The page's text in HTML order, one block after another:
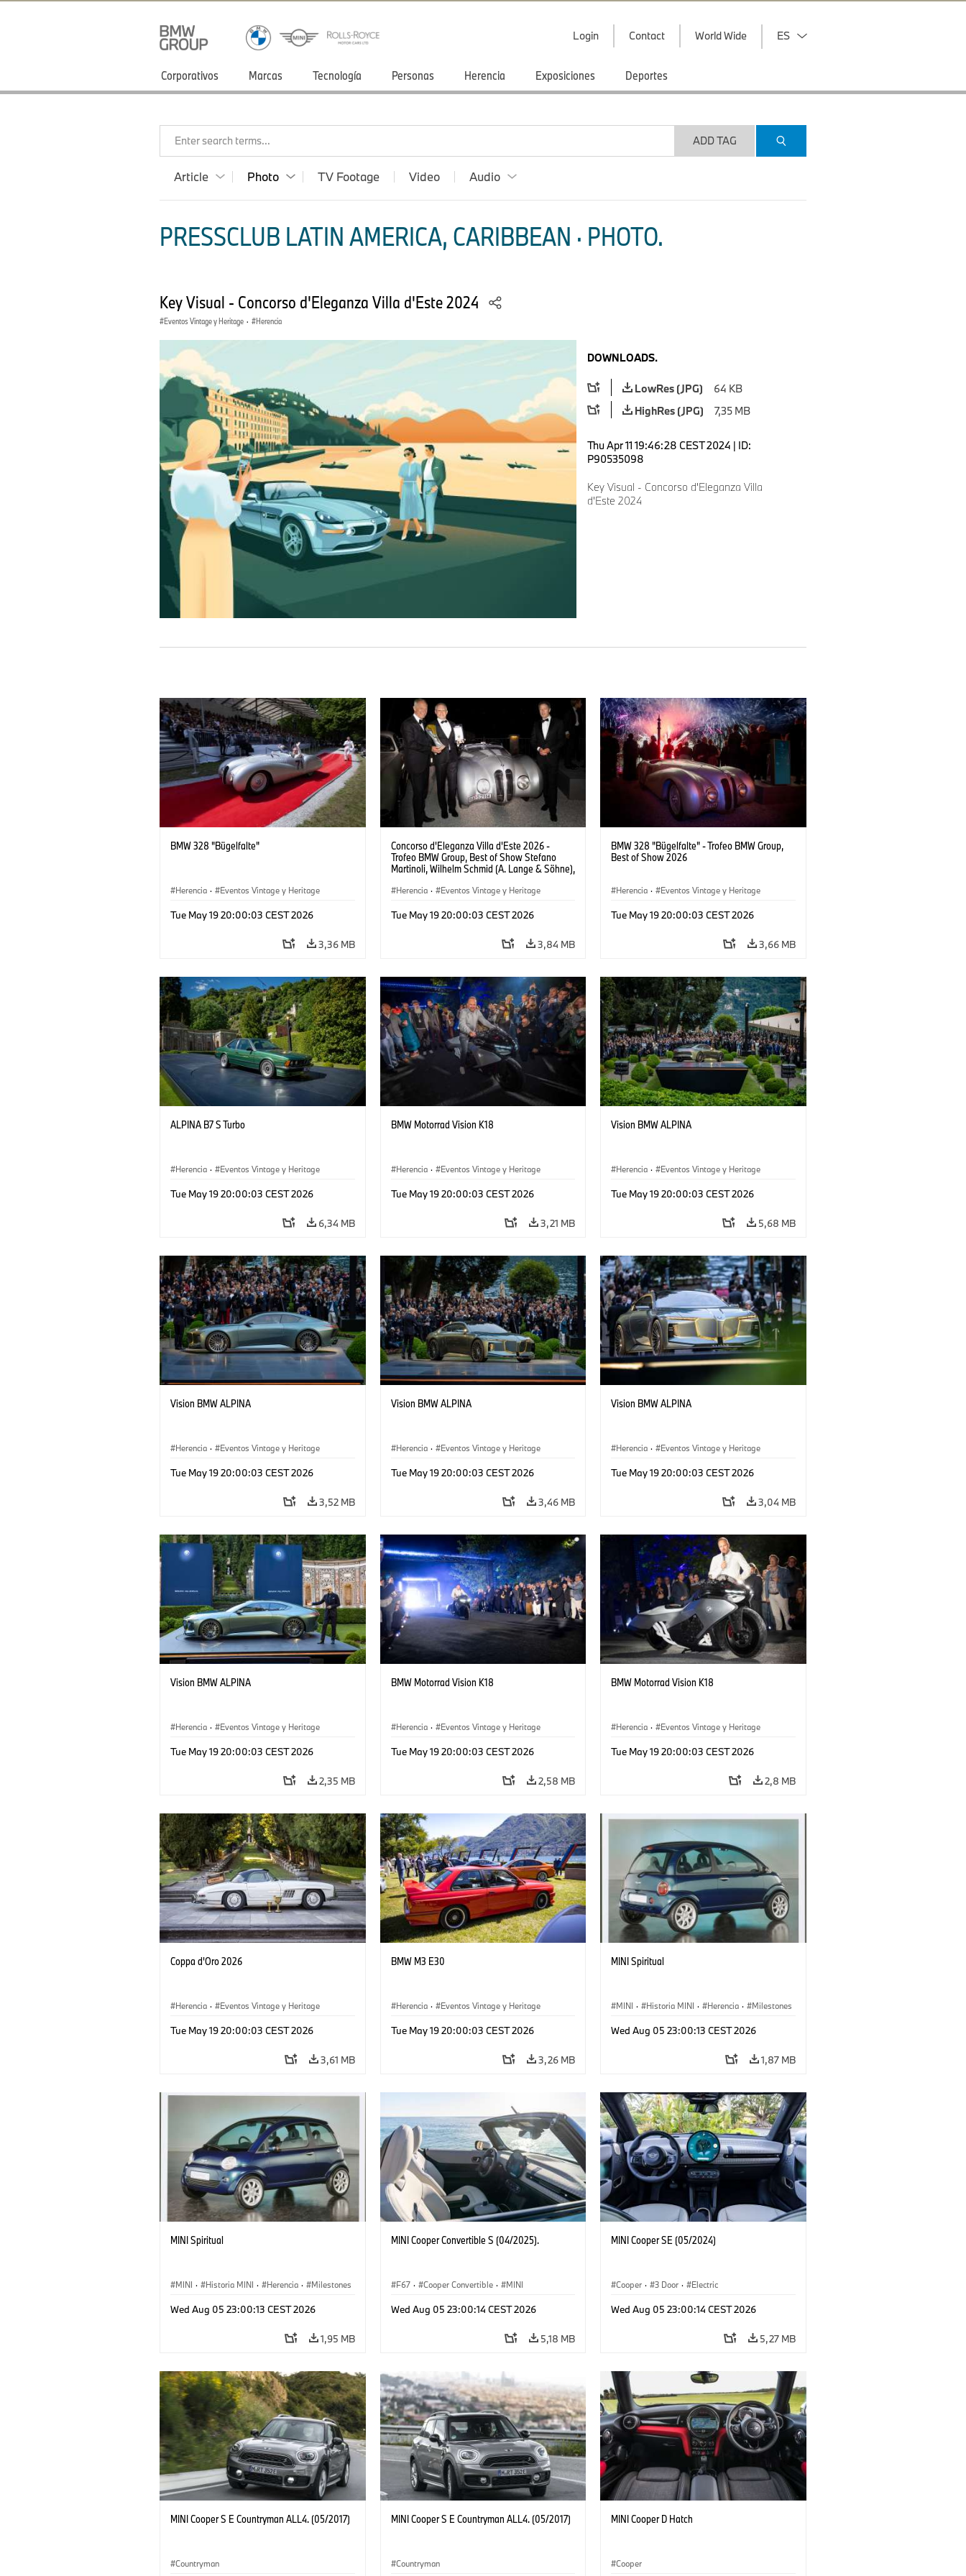
Login Contact World Wide ES
Corporativos Marcas Tecnología Personas Herencia Exposiciones Deportes
Enter search terms... ADD TAG
Article Photo TV Footage Video Audio
PRESSCLUB LATIN AMERICA, CARIBBEAN · PHOTO.
Key Visual - Concorso d'Eleganza Villa d'Este 2024
Eventos Vintage y Heritage · Herencia
DOWNLOADS.
LowRes (JPG)
64 KB
HighRes (JPG)
7,35 MB
Thu Apr 11 19:46:28 CEST 2024 | ID:
P90535098
Key Visual - Concorso d'Eleganza Villa
d'Este 2024
BMW 328 "Bügelfalte"
Herencia · Eventos Vintage y Heritage
Tue May 19 20:00:03 CEST 2026
3,36 MB
Concorso d'Eleganza Villa d'Este 2026 -
Trofeo BMW Group, Best of Show Stefano
Martinoli, Wilhelm Schmid (A. Lange & Söhne),
Herencia · Eventos Vintage y Heritage
Tue May 19 20:00:03 CEST 2026
3,84 MB
BMW 328 "Bügelfalte" - Trofeo BMW Group,
Best of Show 2026
Herencia · Eventos Vintage y Heritage
Tue May 19 20:00:03 CEST 2026
3,66 MB
ALPINA B7 S Turbo
Herencia · Eventos Vintage y Heritage
Tue May 19 20:00:03 CEST 2026
6,34 MB
BMW Motorrad Vision K18
Herencia · Eventos Vintage y Heritage
Tue May 19 20:00:03 CEST 2026
3,21 MB
Vision BMW ALPINA
Herencia · Eventos Vintage y Heritage
Tue May 19 20:00:03 CEST 2026
5,68 MB
Vision BMW ALPINA
Herencia · Eventos Vintage y Heritage
Tue May 19 20:00:03 CEST 2026
3,52 MB
Vision BMW ALPINA
Herencia · Eventos Vintage y Heritage
Tue May 19 20:00:03 CEST 2026
3,46 MB
Vision BMW ALPINA
Herencia · Eventos Vintage y Heritage
Tue May 19 20:00:03 CEST 2026
3,04 MB
Vision BMW ALPINA
Herencia · Eventos Vintage y Heritage
Tue May 19 20:00:03 CEST 2026
2,35 MB
BMW Motorrad Vision K18
Herencia · Eventos Vintage y Heritage
Tue May 19 20:00:03 CEST 2026
2,58 MB
BMW Motorrad Vision K18
Herencia · Eventos Vintage y Heritage
Tue May 19 20:00:03 CEST 2026
2,8 MB
Coppa d'Oro 2026
Herencia · Eventos Vintage y Heritage
Tue May 19 20:00:03 CEST 2026
3,61 MB
BMW M3 E30
Herencia · Eventos Vintage y Heritage
Tue May 19 20:00:03 CEST 2026
3,26 MB
MINI Spiritual
MINI · Historia MINI · Herencia · Milestones
Wed Aug 05 23:00:13 CEST 2026
1,87 MB
MINI Spiritual
MINI · Historia MINI · Herencia · Milestones
Wed Aug 05 23:00:13 CEST 2026
1,95 MB
MINI Cooper Convertible S (04/2025).
F67 · Cooper Convertible · MINI
Wed Aug 05 23:00:14 CEST 2026
5,18 MB
MINI Cooper SE (05/2024)
Cooper · 3 Door · Electric
Wed Aug 05 23:00:14 CEST 2026
5,27 MB
MINI Cooper S E Countryman ALL4. (05/2017)
Countryman
MINI Cooper S E Countryman ALL4. (05/2017)
Countryman
MINI Cooper D Hatch
Cooper